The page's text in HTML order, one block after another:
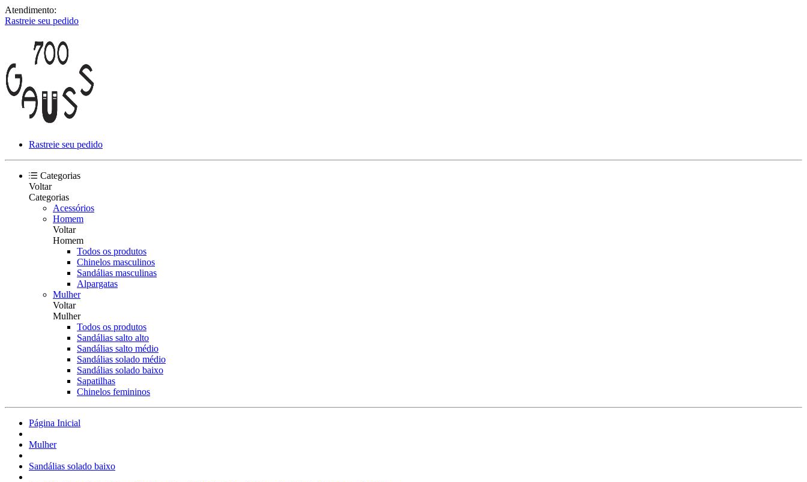
Atendimento:
Rastreie seu pedido
Rastreie seu pedido
Categorias
Voltar
Categorias
Acessórios
Homem
Voltar
Homem
Todos os produtos
Chinelos masculinos
Sandálias masculinas
Alpargatas
Mulher
Voltar
Mulher
Todos os produtos
Sandálias salto alto
Sandálias salto médio
Sandálias solado médio
Sandálias solado baixo
Sapatilhas
Chinelos femininos
Página Inicial
Mulher
Sandálias solado baixo